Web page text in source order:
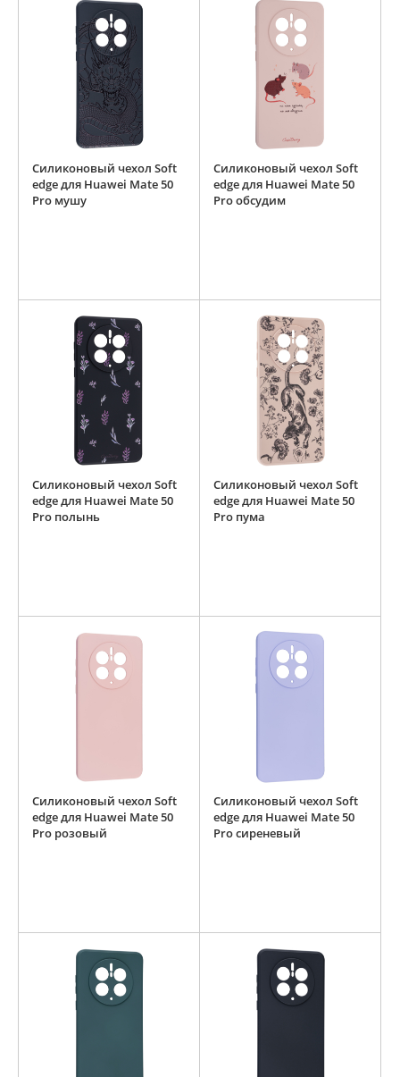
Силиконовый чехол Soft
edge для Huawei Mate 50
Pro мушу
Силиконовый чехол Soft
edge для Huawei Mate 50
Pro обсудим
Силиконовый чехол Soft
edge для Huawei Mate 50
Pro полынь
Силиконовый чехол Soft
edge для Huawei Mate 50
Pro пума
Силиконовый чехол Soft
edge для Huawei Mate 50
Pro розовый
Силиконовый чехол Soft
edge для Huawei Mate 50
Pro сиреневый